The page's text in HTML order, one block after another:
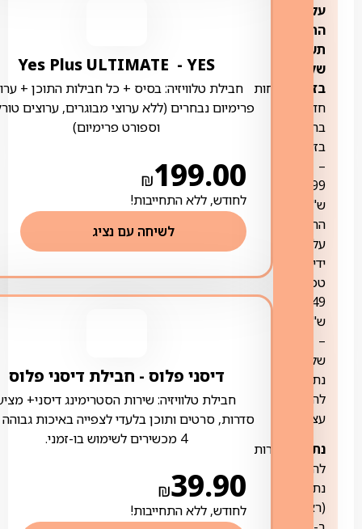
עלות
התקנת
תשתית
של
בזק:
ללקוחות
חדשים
בתשתית
בזק
–
99
ש"ח-
התקנה
על
ידי
טכנאי,
49
ש"ח
–
שליחות
נתב
להתקנה
עצמית.
נתב:
אפשרות
להשכרת
נתב
(ראוטר)
YES ‏- ‏ Yes Plus ULTIMATE
חבילת טלוויזיה: בסיס + כל חבילות התוכן +
פרימיום נבחרים (ללא ערוצי מבוגרים, ערוצים
וספורט פרימיום)
₪199.00
לחודש, ללא התחייבות!
לשיחה עם נציג
דיסני פלוס ‏- ‏חבילת דיסני פלוס
חבילת טלוויזיה: שירות הסטרימינג דיסני+
סדרות, סרטים ותוכן בלעדי לצפייה באיכות
4 מכשירים לשימוש בו-זמני.
₪39.90
לחודש, ללא התחייבות!